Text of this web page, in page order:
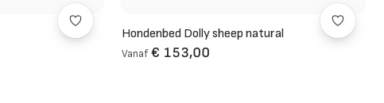
Hondenbed Dolly sheep natural
Vanaf € 153,00